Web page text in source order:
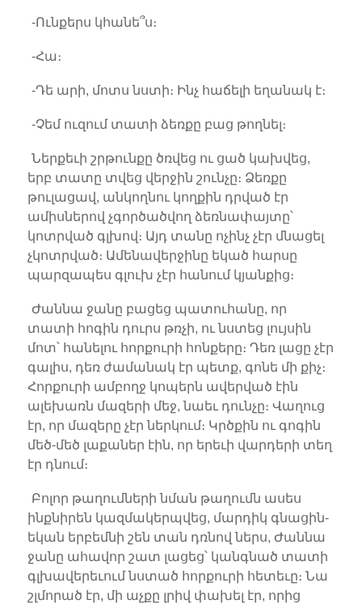
-Ունքերս կհանե՞ս։
-Հա։
-Դե արի, մոտս նստի։ Ինչ հաճելի եղանակ է։
-Չեմ ուզում տատի ձեռքը բաց թողնել։
Ներքեւի շրթունքը ծռվեց ու ցած կախվեց,
երբ տատը տվեց վերջին շունչը։ Ձեռքը
թուլացավ, անկողնու կողքին դրված էր
ամիսներով չգործածվող ձեռնափայտը՝
կոտրված գլխով։ Այդ տանը ոչինչ չէր մնացել
չկոտրված։ Ամենավերջինը եկած հարսը
պարզապես գլուխ չէր հանում կյանքից։
Ժաննա ջանը բացեց պատուհանը, որ
տատի հոգին դուրս թռչի, ու նստեց լույսին
մոտ՝ հանելու հորքուրի հոնքերը։ Դեռ լացը չէր
գալիս, դեռ ժամանակ էր պետք, գոնե մի քիչ։
Հորքուրի ամբողջ կոպերն ավերված էին
ալեխառն մազերի մեջ, նաեւ դունչը։ Վաղուց
էր, որ մազերը չէր ներկում։ Կրծքին ու գոգին
մեծ-մեծ լաքաներ էին, որ երեւի վարդերի տեղ
էր դնում։
Բոլոր թաղումների նման թաղումն ասես
ինքնիրեն կազմակերպվեց, մարդիկ գնացին-
եկան երբեմնի շեն տան դռնով ներս, Ժաննա
ջանը ահավոր շատ լացեց՝ կանգնած տատի
գլխավերեւում նստած հորքուրի հետեւը։ Նա
շլմորած էր, մի աչքը լրիվ փախել էր, որից